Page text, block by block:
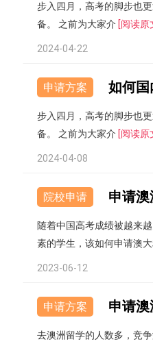
步入四月，高考的脚步也
备。 之前为大家介 [阅读原
2024-04-22
申请方案
步入四月，高考的脚步也
备。 之前为大家介 [阅读原
2024-04-08
院校申请 申请
随着中国高考成绩被越来
素的学生，该如何申请澳
2023-06-12
申请方案 申请
去澳洲留学的人数多，竞